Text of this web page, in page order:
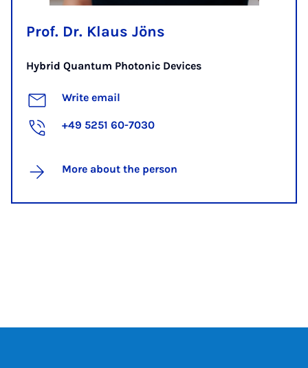
Prof. Dr. Klaus Jöns
Hybrid Quantum Photonic Devices
Write email
+49 5251 60-7030
More about the person